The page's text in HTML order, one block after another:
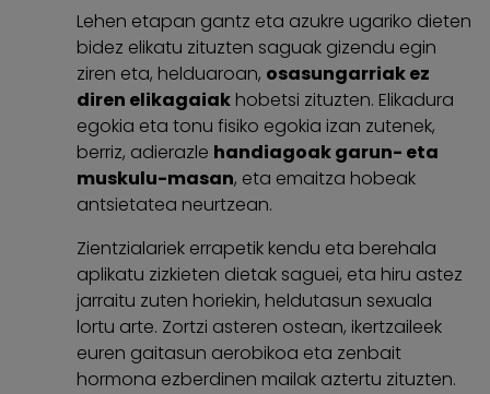
Lehen etapan gantz eta azukre ugariko dieten
bidez elikatu zituzten saguak gizendu egin
ziren eta, helduaroan, osasungarriak ez
diren elikagaiak hobetsi zituzten. Elikadura
egokia eta tonu fisiko egokia izan zutenek,
berriz, adierazle handiagoak garun- eta
muskulu-masan, eta emaitza hobeak
antsietatea neurtzean.
Zientzialariek errapetik kendu eta berehala
aplikatu zizkieten dietak saguei, eta hiru astez
jarraitu zuten horiekin, heldutasun sexuala
lortu arte. Zortzi asteren ostean, ikertzaileek
euren gaitasun aerobikoa eta zenbait
hormona ezberdinen mailak aztertu zituzten.